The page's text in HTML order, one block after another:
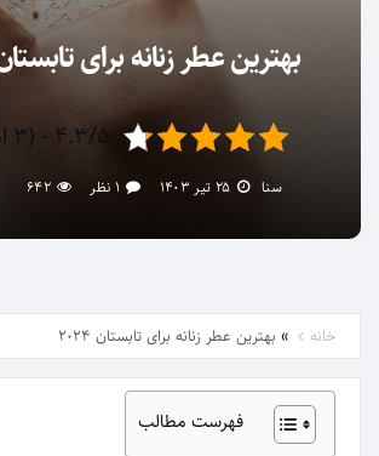
بهترین عطر زنانه برای تابستان
۴.۳/۵ - (۳ امتیاز)
سنا ۲۵ تیر ۱۴۰۳ ۱ نظر ۶۴۲
خانه » بهترین عطر زنانه برای تابستان ۲۰۲۴
فهرست مطالب